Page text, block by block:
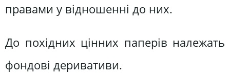
правами у відношенні до них.
До похідних цінних паперів належать
фондові деривативи.